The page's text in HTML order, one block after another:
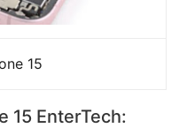
15
15 EnterTech: